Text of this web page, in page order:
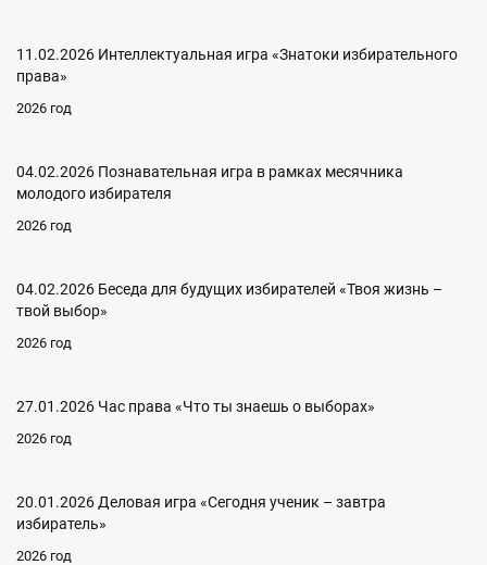
11.02.2026 Интеллектуальная игра «Знатоки избирательного
права»
2026 год
04.02.2026 Познавательная игра в рамках месячника
молодого избирателя
2026 год
04.02.2026 Беседа для будущих избирателей «Твоя жизнь –
твой выбор»
2026 год
27.01.2026 Час права «Что ты знаешь о выборах»
2026 год
20.01.2026 Деловая игра «Сегодня ученик – завтра
избиратель»
2026 год